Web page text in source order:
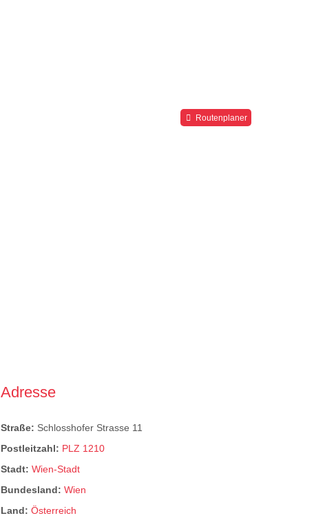
Routenplaner
Adresse
Straße: Schlosshofer Strasse 11
Postleitzahl: PLZ 1210
Stadt:Wien-Stadt
Bundesland:Wien
Land:Österreich